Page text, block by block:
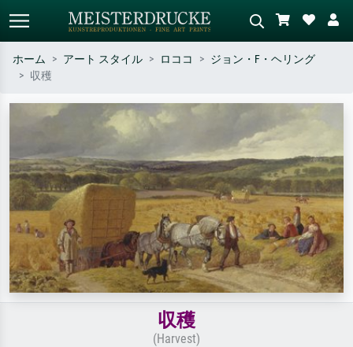
作家名・作品名・スタイルで検索
– 例：モネ、星月夜、印象派、北
緑の草原、赤の多い抽象画、暗い
油絵、木のそばの立ち姿のヌー
ド。
ホーム アート スタイル ロココ
ジョン・F・ヘリング
収穫
収穫
(Harvest)